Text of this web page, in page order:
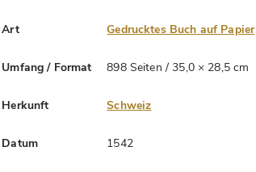
Art Gedrucktes Buch auf Papier
Umfang / Format 898 Seiten / 35,0 × 28,5 cm
Herkunft Schweiz
Datum 1542